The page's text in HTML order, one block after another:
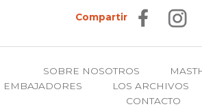
Compartir
SOBRE NOSOTROS
EMBAJADORES
LOS ARCHIVOS
CONTACTO